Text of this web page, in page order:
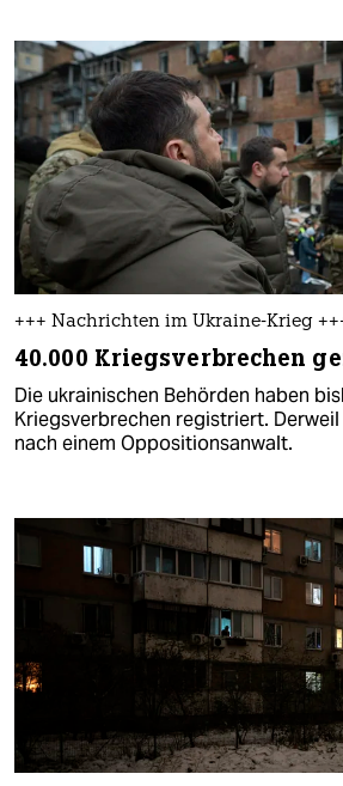
+++ Nachrichten im Ukraine-Krieg
40.000 Kriegsverbrechen
Die ukrainischen Behörden haben
Kriegsverbrechen registriert.
nach einem Oppositionsanwalt.